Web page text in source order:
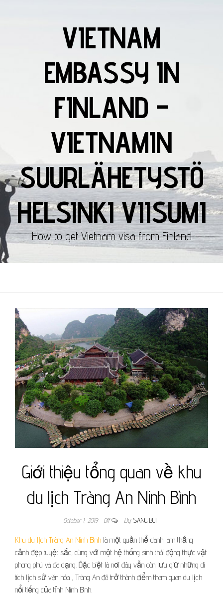
VIETNAM
EMBASSY IN
FINLAND –
VIETNAMIN
SUURLÄHETYSTÖ
HELSINKI VIISUMI
How to get Vietnam visa from Finland
Giới thiệu tổng quan về khu
du lịch Tràng An Ninh Bình
October 1, 2019 Off By SANG BUI
Khu du lịch Tràng An Ninh Bình là một quần thể danh lam thắng
cảnh đẹp tuyệt sắc, cùng với một hệ thống sinh thái động thực vật
phong phú và đa dạng. Đặc biệt là nơi đây vẫn còn lưu giữ những di
tích lịch sử văn hóa , Tràng An đã trở thành điểm tham quan du lịch
nổi tiếng của tỉnh Ninh Bình.